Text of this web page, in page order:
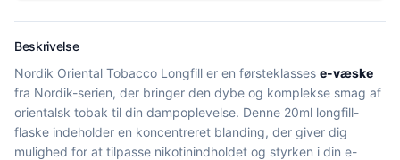
Beskrivelse
Nordik Oriental Tobacco Longfill er en førsteklasses e-væske
fra Nordik-serien, der bringer den dybe og komplekse smag af
orientalsk tobak til din dampoplevelse. Denne 20ml longfill-
flaske indeholder en koncentreret blanding, der giver dig
mulighed for at tilpasse nikotinindholdet og styrken i din e-